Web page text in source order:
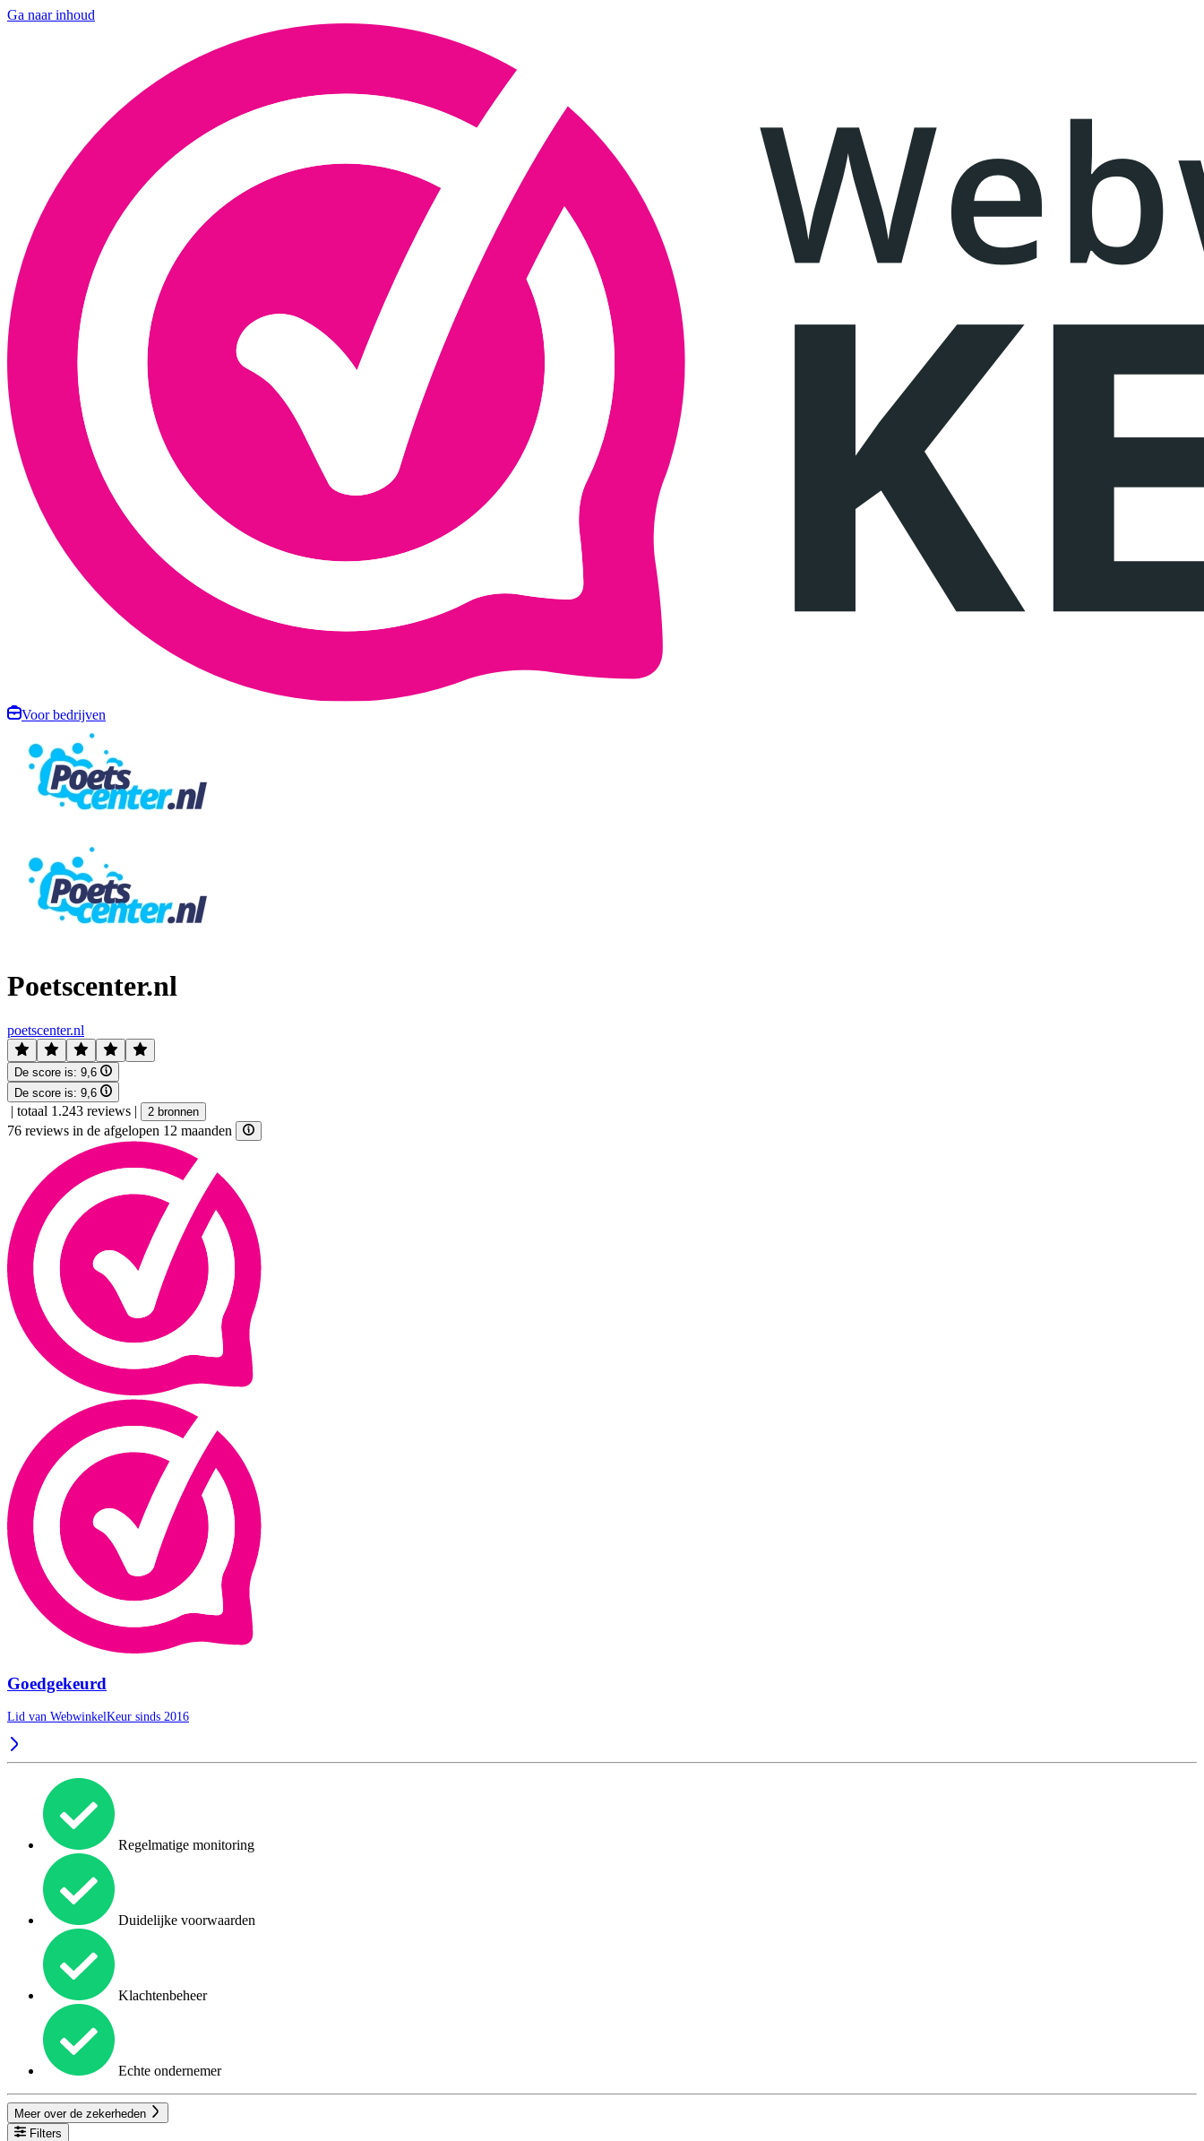
Ga naar inhoud
Voor bedrijven
Poetscenter.nl
poetscenter.nl
De score is: 9,6
De score is: 9,6
| totaal 1.243 reviews | 2 bronnen
76 reviews in de afgelopen 12 maanden
Goedgekeurd
Lid van WebwinkelKeur sinds 2016
Regelmatige monitoring
Duidelijke voorwaarden
Klachtenbeheer
Echte ondernemer
Meer over de zekerheden
Filters